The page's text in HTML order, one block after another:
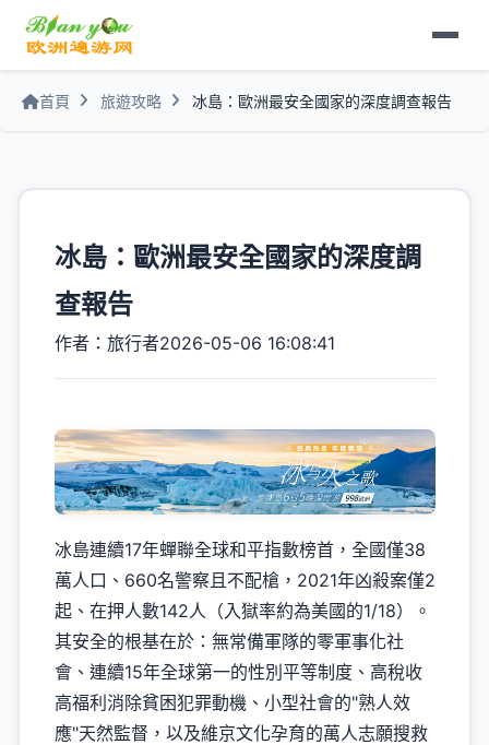
首頁 旅遊攻略 冰島：歐洲最安全國家的深度調查報告
冰島：歐洲最安全國家的深度調
查報告
作者：旅行者2026-05-06 16:08:41
冰島連續17年蟬聯全球和平指數榜首，全國僅38
萬人口、660名警察且不配槍，2021年凶殺案僅2
起、在押人數142人（入獄率約為美國的1/18）。
其安全的根基在於：無常備軍隊的零軍事化社
會、連續15年全球第一的性別平等制度、高稅收
高福利消除貧困犯罪動機、小型社會的"熟人效
應"天然監督，以及維京文化孕育的萬人志願搜救